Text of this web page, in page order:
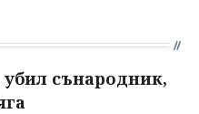
сънародник,